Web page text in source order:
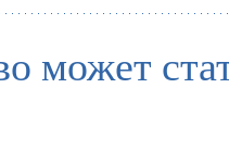
может